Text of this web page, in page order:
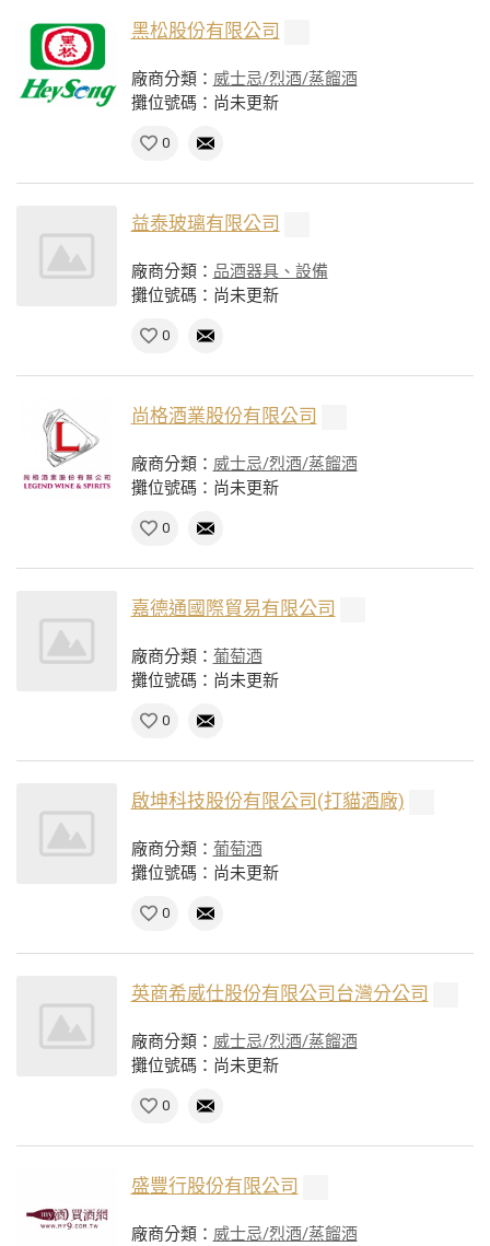
黑松股份有限公司
廠商分類： 威士忌/烈酒/蒸餾酒
攤位號碼：尚未更新
0
益泰玻璃有限公司
廠商分類： 品酒器具、設備
攤位號碼：尚未更新
0
尚格酒業股份有限公司
廠商分類： 威士忌/烈酒/蒸餾酒
攤位號碼：尚未更新
0
嘉德通國際貿易有限公司
廠商分類： 葡萄酒
攤位號碼：尚未更新
0
啟坤科技股份有限公司(打貓酒廠)
廠商分類： 葡萄酒
攤位號碼：尚未更新
0
英商希威仕股份有限公司台灣分公司
廠商分類： 威士忌/烈酒/蒸餾酒
攤位號碼：尚未更新
0
盛豐行股份有限公司
廠商分類： 威士忌/烈酒/蒸餾酒